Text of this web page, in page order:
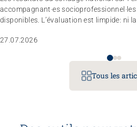
accompagnant·es
disponibles. L’évaluation est limpide: ni
règlement d’examen dans les trois à
professionnel, les compétences
d’admission pour le moment.
27.07.2026
Tous les